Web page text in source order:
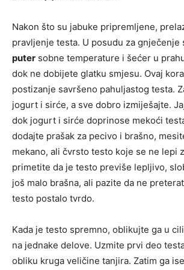
Nakon što su jabuke pripremljene,
pravljenje testa. U posudu za gnječenje
puter sobne temperature i šećer u
dok ne dobijete glatku smjesu. Ovaj
postizanje savršeno pahuljastog testa.
jogurt i sirće, a sve dobro izmiješajte.
dok jogurt i sirće doprinose mekoći
dodajte prašak za pecivo i brašno,
mekano, ali čvrsto testo koje se ne lepi
primetite da je testo previše lepljivo,
još malo brašna, ali pazite da ne
testo postalo tvrdo.
Kada je testo spremno, oblikujte ga u
na jednake delove. Uzmite prvi deo
obliku kruga veličine tanjira. Zatim ga